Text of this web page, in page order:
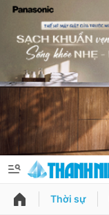
QUẢNG CÁO
Thời sự